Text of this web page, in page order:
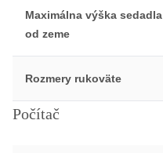
Maximálna výška sedadla
od zeme
Rozmery rukoväte
Počítač